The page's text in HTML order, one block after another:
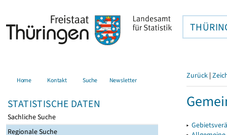
Home Kontakt Suche Newsletter
STATISTISCHE DATEN
Sachliche Suche
Regionale Suche
Zurück |
▸